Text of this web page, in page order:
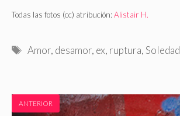
Todas las fotos (cc) atribución: Alistair H.
Etiquetas
Amor, desamor, ex, ruptura,Soledad
ANTERIOR